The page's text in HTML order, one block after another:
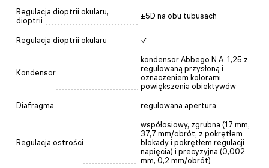
Regulacja dioptrii okularu,
dioptrii
±5D na obu tubusach
Regulacja dioptrii okularu ✓
Kondensor
kondensor Abbego N.A. 1,25 z
regulowaną przysłoną i
oznaczeniem kolorami
powiększenia obiektywów
Diafragma regulowana apertura
Regulacja ostrości
współosiowy, zgrubna (17 mm,
37,7 mm/obrót, z pokrętłem
blokady i pokrętłem regulacji
napięcia) i precyzyjna (0,002
mm, 0,2 mm/obrót)